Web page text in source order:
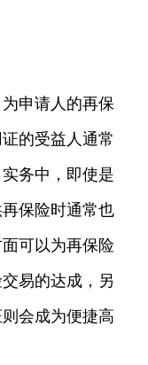
申请人的再保
的受益人通常
务中，即使是
保险时通常也
可以为再保险
易的达成，另
会成为便捷高